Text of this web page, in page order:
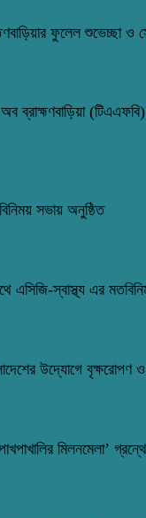
ফুলেল শুভেচ্ছা ও
ব্রাহ্মণবাড়িয়া
সভায় অনুষ্ঠিত
এসিজি-স্বাস্থ্য এর
উদ্যোগে বৃক্ষরোপণ
মিলনমেলা’